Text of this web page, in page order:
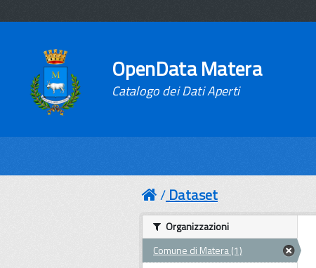
OpenData Matera
Catalogo dei Dati Aperti
Dataset
Organizzazioni
Comune di Matera (1)